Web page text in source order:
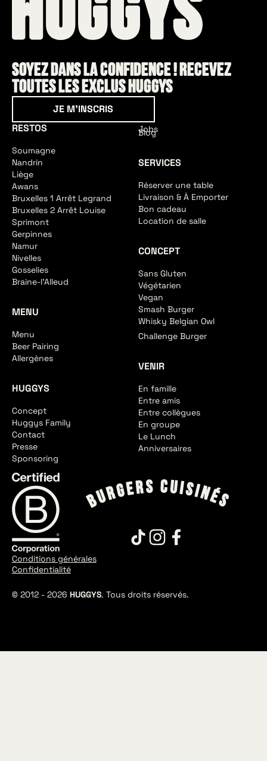
Soyez dans la confidence ! Recevez
toutes les exclus HUGGYS
Je m'inscris
JE M'INSCRIS
RESTOS
Soumagne
Nandrin
Liège
Awans
Bruxelles 1 Arrêt Legrand
Bruxelles 2 Arrêt Louise
Sprimont
Gerpinnes
Namur
Nivelles
Gosselies
Braine-l'Alleud
MENU
Menu
Beer Pairing
Allergènes
HUGGYS
Concept
Huggys Family
Contact
Presse
Sponsoring
Jobs
Blog
SERVICES
Réserver une table
Livraison & À Emporter
Bon cadeau
Location de salle
CONCEPT
Sans Gluten
Végétarien
Vegan
Smash Burger
Whisky Belgian Owl
Challenge Burger
VENIR
En famille
Entre amis
Entre collègues
En groupe
Le Lunch
Anniversaires
© 2012 - 2026 HUGGYS. Tous droits réservés.
Conditions générales
Confidentialité